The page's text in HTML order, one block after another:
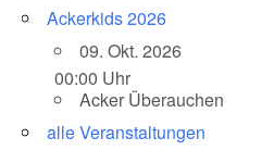
Ackerkids 2026
09. Okt. 2026
00:00 Uhr
Acker Überauchen
alle Veranstaltungen